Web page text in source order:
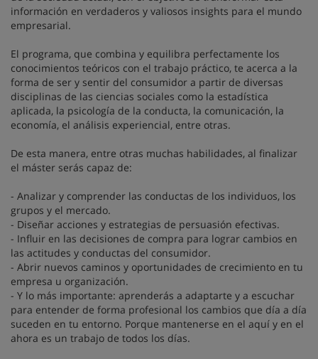
información en verdaderos y valiosos insights para el mundo
empresarial.
El programa, que combina y equilibra perfectamente los
conocimientos teóricos con el trabajo práctico, te acerca a la
forma de ser y sentir del consumidor a partir de diversas
disciplinas de las ciencias sociales como la estadística
aplicada, la psicología de la conducta, la comunicación, la
economía, el análisis experiencial, entre otras.
De esta manera, entre otras muchas habilidades, al finalizar
el máster serás capaz de:
- Analizar y comprender las conductas de los individuos, los
grupos y el mercado.
- Diseñar acciones y estrategias de persuasión efectivas.
- Influir en las decisiones de compra para lograr cambios en
las actitudes y conductas del consumidor.
- Abrir nuevos caminos y oportunidades de crecimiento en tu
empresa u organización.
- Y lo más importante: aprenderás a adaptarte y a escuchar
para entender de forma profesional los cambios que día a día
suceden en tu entorno. Porque mantenerse en el aquí y en el
ahora es un trabajo de todos los días.